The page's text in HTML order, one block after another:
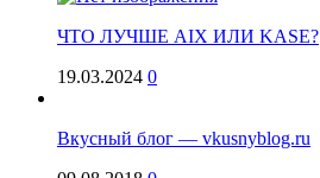
ЧТО ЛУЧШЕ AIX ИЛИ KASE?
19.03.2024 0
Вкусный блог — vkusnyblog.ru